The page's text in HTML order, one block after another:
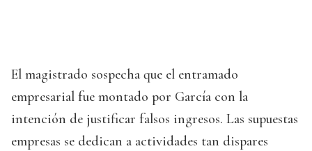
El magistrado sospecha que el entramado
empresarial fue montado por García con la
intención de justificar falsos ingresos. Las supuestas
empresas se dedican a actividades tan dispares